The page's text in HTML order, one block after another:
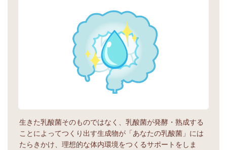
生きた乳酸菌そのものではなく、乳酸菌が発酵・熟成する
ことによってつくり出す生成物が「あなたの乳酸菌」には
たらきかけ、理想的な体内環境をつくるサポートをしま